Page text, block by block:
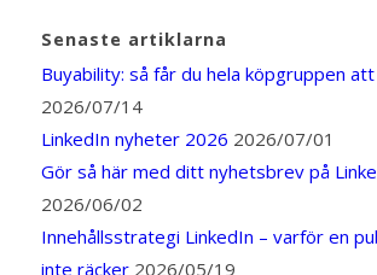
Senaste artiklarna
Buyability: så får du hela köpgruppen
2026/07/14
LinkedIn nyheter 2026 2026/07/01
Gör så här med ditt nyhetsbrev på
2026/06/02
Innehållsstrategi LinkedIn – varför en
inte räcker 2026/05/19